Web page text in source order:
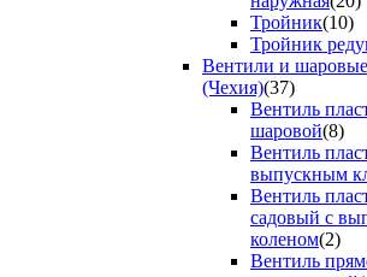
Тройник(10)
Тройник
Вентили и
(Чехия)(37)
Вентиль
шаровой(8)
Вентиль
выпускным
Вентиль
садовый с
коленом(2)
Вентиль